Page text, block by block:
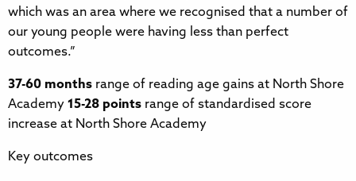
which was an area where we recognised that a number of
our young people were having less than perfect
outcomes.”​​​​‌‍​‍​‍‌‍‌​‍‌‍‍‌‌‍‌‌‍‍‌‌‍‍​‍​‍​‍‍​‍​‍‌​‌‍​‌‌‍‍‌‍‍‌‌‌​‌‍‌​‍‍‌‍‍‌‌‍​‍​‍​‍​​‍​‍‌‍‍​‌​‍‌‍‌‌‌‍‌‍​‍​‍​‍‍​‍​‍​‍‌​‌‌​‌‌‌‌‍‌​‌‍‍‌‌‍​‍‌‍‍‌‌‍‍‌‌​‌‍‌‌‌‍‍‌‌​​‍‌‍‌‌‌‍‌​‌‍‍‌‌‌​​‍‌‍‌‌‍‌‍‌​‌‍‌‌​‌‌​​‌​‍‌‍‌‌‌​‌‍‌‌‌‍‍‌‌​‌‍​‌‌‌​‌‍‍‌‌‍‌‍‍​‍‌‍‍‌‌‍‌​​‌‌‍​‌‌‍‌‍​​​​‍‌​‍‌​‍‌‌‍‌‍‌‍​‍​‍‌​‌‍​​‌‌‍‌​​‌​‍‌​‌​​​​​‌‌‍​​‍‌​‍​​‌‍​‌​‍‌​‍‌​‍‌​‌‍​‌‌​​‌‍‌‍​​‌​​‍​‍​​​​​‌‌​‌‍‌‍​‍​‍‌‌​‌‍‌‌​​‌‍‌‌​‌‌​‌‌​‌‍‌​‍‌‍‌​‍‌​​‌‍​‌‌‌​‌‍‍​​‌‌‍​‍‌‍‌‍‌​‌‍‌​‍‌‌​‌‌‌​​‍‌‌‌‍‍‌‍‌‌‌‍‌​‍‌‌​​‌​‌​​‍‌‌​​‌​‌​​‍‌‌​​‍​​‍‌‍​‍‌‍‌‍‌‍‌​‌‍​‍​‌​​‌​​​​​​‌‍​‍​‍​‌‍‌​​‌‍​‍‌‌​​‍​​‍​‍‌‌​‌‌‌​‌​​‍‍‌‍​‌‍‍​‌‍‍‌‌‍​‌‍‌​‌​‍‌‍‌‌‌‍‍​‍‌‌​‌‌‌​​‍‌‌‌‍‍‌‍‌‌‌‍‌​‍‌‌​​‌​‌​​‍‌‌​​‌​‌​​‍‌‌​​‍​​‍​​​‌‍​​​‌‌‍‌‌​‍​‌‍‌‍‌‍​​‍‌​‍​​‍​‌‍​‍​‌​​​​​‍‌‌​​‍​​‍​‍‌‌​‌‌‌​‌​​‍‍‌‌​‌‍‌‌‌‍​‌‌​​‌‍​‍‌‍​‌‌​‌‍‌‌‌‌‌‌‌​‍‌‍​​‌​‍‌‌​​‍‌​‌‍‌​‌‌​‌‌‌‌‍‌​‌‍‍‌‌‍​‍‌‍‌‍‍‌‌‍‌​​‌‌‍​‌‌‍‌‍​​​​‍‌​‍‌​‍‌‌‍‌‍‌‍​‍​‍‌​‌‍​​‌‌‍‌​​‌​‍‌​‌​​​​​‌‌‍​​‍‌​‍​​‌‍​‌​‍‌​‍‌​‍‌​‌‍​‌‌​​‌‍‌‍​​‌​​‍​‍​​​​​‌‌​‌‍‌‍​‍​‍‌‍‌‌​‌‍‌‌​​‌‍‌‌​‌‌​‌‌​‌‍‌​‍‌‍‌​‍‌‍‌​​‌‍​‌‌‌​‌‍‍​​‌‌‍​‍‌‍‌‍‌​‌‍‌​‍‌‌​‌‌‌​​‍‌‌‌‍‍‌‍‌‌‌‍‌​‍‌‌​​‌​‌​​‍‌‌​​‌​‌​​‍‌‌​​‍​​‍‌‍​‍‌‍‌‍‌‍‌​‌‍​‍​‌​​‌​​​​​​‌‍​‍​‍​‌‍‌​​‌‍​‍‌‌​​‍​​‍​‍‌‌​‌‌‌​‌​​‍‍‌‍​‌‍‍​‌‍‍‌‌‍​‌‍‌​‌​‍‌‍‌‌‌‍‍​‍‌‌​‌‌‌​​‍‌‌‌‍‍‌‍‌‌‌‍‌​‍‌‌​​‌​‌​​‍‌‌​​‌​‌​​‍‌‌​​‍​​‍​​​‌‍​​​‌‌‍‌‌​‍​‌‍‌‍‌‍​​‍‌​‍​​‍​‌‍​‍​‌​​​​​‍‌‌​​‍​​‍​‍‌‌​‌‌‌​‌​​‍‍‌‌​‌‍‌‌‌‍​‌‌​​‍‌‍‌​​‌‍‌‌‌​‍‌​‌​​‌‍‌‌‌‍​‌‌​‌‍‍‌‌‌‍‌‍‌‌​‌‌​​‌‌‌‌‍​‍‌‍​‌‍‍‌‌​‌‍‍​‌‍‌‌‌‍‌​​‍​‍‌‌
37-60 months​​​​‌‍​‍​‍‌‍‌​‍‌‍‍‌‌‍‌‌‍‍‌‌‍‍​‍​‍​‍‍​‍​‍‌​‌‍​‌‌‍‍‌‍‍‌‌‌​‌‍‌​‍‍‌‍‍‌‌‍​‍​‍​‍​​‍​‍‌‍‍​‌​‍‌‍‌‌‌‍‌‍​‍​‍​‍‍​‍​‍​‍‌​‌‌​‌‌‌‌‍‌​‌‍‍‌‌‍​‍‌‍‍‌‌‍‍‌‌​‌‍‌‌‌‍‍‌‌​​‍‌‍‌‌‌‍‌​‌‍‍‌‌‌​​‍‌‍‌‌‍‌‍‌​‌‍‌‌​‌‌​​‌​‍‌‍‌‌‌​‌‍‌‌‌‍‍‌‌​‌‍​‌‌‌​‌‍‍‌‌‍‌‍‍​‍‌‍‍‌‌‍‌​​‌‌‍​‌‌‍‌‍​​​​‍‌​‍‌​‍‌‌‍‌‍‌‍​‍​‍‌​‌‍​​‌‌‍‌​​‌​‍‌​‌​​​​​‌‌‍​​‍‌​‍​​‌‍​‌​‍‌​‍‌​‍‌​‌‍​‌‌​​‌‍‌‍​​‌​​‍​‍​​​​​‌‌​‌‍‌‍​‍​‍‌‌​‌‍‌‌​​‌‍‌‌​‌‌​‌‌​‌‍‌​‍‌‍‌​‍‌​​‌‍​‌‌‌​‌‍‍​​‌‌‍​‍‌‍‌‍‌​‌‍‌​‍‌‌​‌‌‌​​‍‌‌‌‍‍‌‍‌‌‌‍‌​‍‌‌​​‌​‌​​‍‌‌​​‌​‌​​‍‌‌​​‍​​‍​‌​​‌‍​‌​​‌​​​‌‍​‌‌‍​‍​‍‌​‍​​‌‌‌‍‌‌‌‍‌‌​‍‌‌​​‍​​‍​‍‌‌​‌‌‌​‌​​‍‍‌‍​‌‍‍​‌‍‍‌‌‍​‌‍‌​‌​‍‌‍‌‌‌‍‍​‍‌‌​‌‌‌​​‍‌‌‌‍‍‌‍‌‌‌‍‌​‍‌‌​​‌​‌​​‍‌‌​​‌​‌​​‍‌‌​​‍​​‍‌‍‌​​​‍​‍​‌‍‌‌‌‍​‍‌‍​‌‌‍‌​‌‍‌‍​‌‌‍‌‌​​‍​​‍​​​​‍‌‌​​‍​​‍​‍‌‌​‌‌‌​‌​​‍‍‌‌​‌‍‌‌‌‍​‌‌​​‌‍​‍‌‍​‌‌​‌‍‌‌‌‌‌‌‌​‍‌‍​​‌​‍‌‌​​‍‌​‌‍‌​‌‌​‌‌‌‌‍‌​‌‍‍‌‌‍​‍‌‍‌‍‍‌‌‍‌​​‌‌‍​‌‌‍‌‍​​​​‍‌​‍‌​‍‌‌‍‌‍‌‍​‍​‍‌​‌‍​​‌‌‍‌​​‌​‍‌​‌​​​​​‌‌‍​​‍‌​‍​​‌‍​‌​‍‌​‍‌​‍‌​‌‍​‌‌​​‌‍‌‍​​‌​​‍​‍​​​​​‌‌​‌‍‌‍​‍​‍‌‍‌‌​‌‍‌‌​​‌‍‌‌​‌‌​‌‌​‌‍‌​‍‌‍‌​‍‌‍‌​​‌‍​‌‌‌​‌‍‍​​‌‌‍​‍‌‍‌‍‌​‌‍‌​‍‌‌​‌‌‌​​‍‌‌‌‍‍‌‍‌‌‌‍‌​‍‌‌​​‌​‌​​‍‌‌​​‌​‌​​‍‌‌​​‍​​‍​‌​​‌‍​‌​​‌​​​‌‍​‌‌‍​‍​‍‌​‍​​‌‌‌‍‌‌‌‍‌‌​‍‌‌​​‍​​‍​‍‌‌​‌‌‌​‌​​‍‍‌‍​‌‍‍​‌‍‍‌‌‍​‌‍‌​‌​‍‌‍‌‌‌‍‍​‍‌‌​‌‌‌​​‍‌‌‌‍‍‌‍‌‌‌‍‌​‍‌‌​​‌​‌​​‍‌‌​​‌​‌​​‍‌‌​​‍​​‍‌‍‌​​​‍​‍​‌‍‌‌‌‍​‍‌‍​‌‌‍‌​‌‍‌‍​‌‌‍‌‌​​‍​​‍​​​​‍‌‌​​‍​​‍​‍‌‌​‌‌‌​‌​​‍‍‌‌​‌‍‌‌‌‍​‌‌​​‍‌‍‌​​‌‍‌‌‌​‍‌​‌​​‌‍‌‌‌‍​‌‌​‌‍‍‌‌‌‍‌‍‌‌​‌‌​​‌‌‌‌‍​‍‌‍​‌‍‍‌‌​‌‍‍​‌‍‌‌‌‍‌​​‍​‍‌‌ range of reading age gains at North Shore
Academy​​​​‌‍​‍​‍‌‍‌​‍‌‍‍‌‌‍‌‌‍‍‌‌‍‍​‍​‍​‍‍​‍​‍‌​‌‍​‌‌‍‍‌‍‍‌‌‌​‌‍‌​‍‍‌‍‍‌‌‍​‍​‍​‍​​‍​‍‌‍‍​‌​‍‌‍‌‌‌‍‌‍​‍​‍​‍‍​‍​‍​‍‌​‌‌​‌‌‌‌‍‌​‌‍‍‌‌‍​‍‌‍‍‌‌‍‍‌‌​‌‍‌‌‌‍‍‌‌​​‍‌‍‌‌‌‍‌​‌‍‍‌‌‌​​‍‌‍‌‌‍‌‍‌​‌‍‌‌​‌‌​​‌​‍‌‍‌‌‌​‌‍‌‌‌‍‍‌‌​‌‍​‌‌‌​‌‍‍‌‌‍‌‍‍​‍‌‍‍‌‌‍‌​​‌‌‍​‌‌‍‌‍​​​​‍‌​‍‌​‍‌‌‍‌‍‌‍​‍​‍‌​‌‍​​‌‌‍‌​​‌​‍‌​‌​​​​​‌‌‍​​‍‌​‍​​‌‍​‌​‍‌​‍‌​‍‌​‌‍​‌‌​​‌‍‌‍​​‌​​‍​‍​​​​​‌‌​‌‍‌‍​‍​‍‌‌​‌‍‌‌​​‌‍‌‌​‌‌​‌‌​‌‍‌​‍‌‍‌​‍‌​​‌‍​‌‌‌​‌‍‍​​‌‌‍​‍‌‍‌‍‌​‌‍‌​‍‌‌​‌‌‌​​‍‌‌‌‍‍‌‍‌‌‌‍‌​‍‌‌​​‌​‌​​‍‌‌​​‌​‌​​‍‌‌​​‍​​‍​‌​​‌‍​‌​​‌​​​‌‍​‌‌‍​‍​‍‌​‍​​‌‌‌‍‌‌‌‍‌‌​‍‌‌​​‍​​‍​‍‌‌​‌‌‌​‌​​‍‍‌‍​‌‍‍​‌‍‍‌‌‍​‌‍‌​‌​‍‌‍‌‌‌‍‍​‍‌‌​‌‌‌​​‍‌‌‌‍‍‌‍‌‌‌‍‌​‍‌‌​​‌​‌​​‍‌‌​​‌​‌​​‍‌‌​​‍​​‍​‌‌​‌‍​​‍​‌‌‌‍​‌​​​‌‍​‌‌‍​​‌‍​​‌‍‌‍​‌‌​‍‌‌​​‍​​‍​‍‌‌​‌‌‌​‌​​‍‍‌‌​‌‍‌‌‌‍​‌‌​​‌‍​‍‌‍​‌‌​‌‍‌‌‌‌‌‌‌​‍‌‍​​‌​‍‌‌​​‍‌​‌‍‌​‌‌​‌‌‌‌‍‌​‌‍‍‌‌‍​‍‌‍‌‍‍‌‌‍‌​​‌‌‍​‌‌‍‌‍​​​​‍‌​‍‌​‍‌‌‍‌‍‌‍​‍​‍‌​‌‍​​‌‌‍‌​​‌​‍‌​‌​​​​​‌‌‍​​‍‌​‍​​‌‍​‌​‍‌​‍‌​‍‌​‌‍​‌‌​​‌‍‌‍​​‌​​‍​‍​​​​​‌‌​‌‍‌‍​‍​‍‌‍‌‌​‌‍‌‌​​‌‍‌‌​‌‌​‌‌​‌‍‌​‍‌‍‌​‍‌‍‌​​‌‍​‌‌‌​‌‍‍​​‌‌‍​‍‌‍‌‍‌​‌‍‌​‍‌‌​‌‌‌​​‍‌‌‌‍‍‌‍‌‌‌‍‌​‍‌‌​​‌​‌​​‍‌‌​​‌​‌​​‍‌‌​​‍​​‍​‌​​‌‍​‌​​‌​​​‌‍​‌‌‍​‍​‍‌​‍​​‌‌‌‍‌‌‌‍‌‌​‍‌‌​​‍​​‍​‍‌‌​‌‌‌​‌​​‍‍‌‍​‌‍‍​‌‍‍‌‌‍​‌‍‌​‌​‍‌‍‌‌‌‍‍​‍‌‌​‌‌‌​​‍‌‌‌‍‍‌‍‌‌‌‍‌​‍‌‌​​‌​‌​​‍‌‌​​‌​‌​​‍‌‌​​‍​​‍​‌‌​‌‍​​‍​‌‌‌‍​‌​​​‌‍​‌‌‍​​‌‍​​‌‍‌‍​‌‌​‍‌‌​​‍​​‍​‍‌‌​‌‌‌​‌​​‍‍‌‌​‌‍‌‌‌‍​‌‌​​‍‌‍‌​​‌‍‌‌‌​‍‌​‌​​‌‍‌‌‌‍​‌‌​‌‍‍‌‌‌‍‌‍‌‌​‌‌​​‌‌‌‌‍​‍‌‍​‌‍‍‌‌​‌‍‍​‌‍‌‌‌‍‌​​‍​‍‌‌ 15-28 points ​​​​‌‍​‍​‍‌‍‌​‍‌‍‍‌‌‍‌‌‍‍‌‌‍‍​‍​‍​‍‍​‍​‍‌​‌‍​‌‌‍‍‌‍‍‌‌‌​‌‍‌​‍‍‌‍‍‌‌‍​‍​‍​‍​​‍​‍‌‍‍​‌​‍‌‍‌‌‌‍‌‍​‍​‍​‍‍​‍​‍​‍‌​‌‌​‌‌‌‌‍‌​‌‍‍‌‌‍​‍‌‍‍‌‌‍‍‌‌​‌‍‌‌‌‍‍‌‌​​‍‌‍‌‌‌‍‌​‌‍‍‌‌‌​​‍‌‍‌‌‍‌‍‌​‌‍‌‌​‌‌​​‌​‍‌‍‌‌‌​‌‍‌‌‌‍‍‌‌​‌‍​‌‌‌​‌‍‍‌‌‍‌‍‍​‍‌‍‍‌‌‍‌​​‌‌‍​‌‌‍‌‍​​​​‍‌​‍‌​‍‌‌‍‌‍‌‍​‍​‍‌​‌‍​​‌‌‍‌​​‌​‍‌​‌​​​​​‌‌‍​​‍‌​‍​​‌‍​‌​‍‌​‍‌​‍‌​‌‍​‌‌​​‌‍‌‍​​‌​​‍​‍​​​​​‌‌​‌‍‌‍​‍​‍‌‌​‌‍‌‌​​‌‍‌‌​‌‌​‌‌​‌‍‌​‍‌‍‌​‍‌​​‌‍​‌‌‌​‌‍‍​​‌‌‍​‍‌‍‌‍‌​‌‍‌​‍‌‌​‌‌‌​​‍‌‌‌‍‍‌‍‌‌‌‍‌​‍‌‌​​‌​‌​​‍‌‌​​‌​‌​​‍‌‌​​‍​​‍​‌​​‌‍​‌​​‌​​​‌‍​‌‌‍​‍​‍‌​‍​​‌‌‌‍‌‌‌‍‌‌​‍‌‌​​‍​​‍​‍‌‌​‌‌‌​‌​​‍‍‌‍​‌‍‍​‌‍‍‌‌‍​‌‍‌​‌​‍‌‍‌‌‌‍‍​‍‌‌​‌‌‌​​‍‌‌‌‍‍‌‍‌‌‌‍‌​‍‌‌​​‌​‌​​‍‌‌​​‌​‌​​‍‌‌​​‍​​‍​‌‌​‌‍​‍‌​‌‌‌‍​‍‌‍​‌​‌‌​​‌​​​​‌​‌‍‌‍‌‍​​​​‍‌‌​​‍​​‍​‍‌‌​‌‌‌​‌​​‍‍‌‌​‌‍‌‌‌‍​‌‌​​‌‍​‍‌‍​‌‌​‌‍‌‌‌‌‌‌‌​‍‌‍​​‌​‍‌‌​​‍‌​‌‍‌​‌‌​‌‌‌‌‍‌​‌‍‍‌‌‍​‍‌‍‌‍‍‌‌‍‌​​‌‌‍​‌‌‍‌‍​​​​‍‌​‍‌​‍‌‌‍‌‍‌‍​‍​‍‌​‌‍​​‌‌‍‌​​‌​‍‌​‌​​​​​‌‌‍​​‍‌​‍​​‌‍​‌​‍‌​‍‌​‍‌​‌‍​‌‌​​‌‍‌‍​​‌​​‍​‍​​​​​‌‌​‌‍‌‍​‍​‍‌‍‌‌​‌‍‌‌​​‌‍‌‌​‌‌​‌‌​‌‍‌​‍‌‍‌​‍‌‍‌​​‌‍​‌‌‌​‌‍‍​​‌‌‍​‍‌‍‌‍‌​‌‍‌​‍‌‌​‌‌‌​​‍‌‌‌‍‍‌‍‌‌‌‍‌​‍‌‌​​‌​‌​​‍‌‌​​‌​‌​​‍‌‌​​‍​​‍​‌​​‌‍​‌​​‌​​​‌‍​‌‌‍​‍​‍‌​‍​​‌‌‌‍‌‌‌‍‌‌​‍‌‌​​‍​​‍​‍‌‌​‌‌‌​‌​​‍‍‌‍​‌‍‍​‌‍‍‌‌‍​‌‍‌​‌​‍‌‍‌‌‌‍‍​‍‌‌​‌‌‌​​‍‌‌‌‍‍‌‍‌‌‌‍‌​‍‌‌​​‌​‌​​‍‌‌​​‌​‌​​‍‌‌​​‍​​‍​‌‌​‌‍​‍‌​‌‌‌‍​‍‌‍​‌​‌‌​​‌​​​​‌​‌‍‌‍‌‍​​​​‍‌‌​​‍​​‍​‍‌‌​‌‌‌​‌​​‍‍‌‌​‌‍‌‌‌‍​‌‌​​‍‌‍‌​​‌‍‌‌‌​‍‌​‌​​‌‍‌‌‌‍​‌‌​‌‍‍‌‌‌‍‌‍‌‌​‌‌​​‌‌‌‌‍​‍‌‍​‌‍‍‌‌​‌‍‍​‌‍‌‌‌‍‌​​‍​‍‌‌ range of standardised score
increase at North Shore Academy​​​​‌‍​‍​‍‌‍‌​‍‌‍‍‌‌‍‌‌‍‍‌‌‍‍​‍​‍​‍‍​‍​‍‌​‌‍​‌‌‍‍‌‍‍‌‌‌​‌‍‌​‍‍‌‍‍‌‌‍​‍​‍​‍​​‍​‍‌‍‍​‌​‍‌‍‌‌‌‍‌‍​‍​‍​‍‍​‍​‍​‍‌​‌‌​‌‌‌‌‍‌​‌‍‍‌‌‍​‍‌‍‍‌‌‍‍‌‌​‌‍‌‌‌‍‍‌‌​​‍‌‍‌‌‌‍‌​‌‍‍‌‌‌​​‍‌‍‌‌‍‌‍‌​‌‍‌‌​‌‌​​‌​‍‌‍‌‌‌​‌‍‌‌‌‍‍‌‌​‌‍​‌‌‌​‌‍‍‌‌‍‌‍‍​‍‌‍‍‌‌‍‌​​‌‌‍​‌‌‍‌‍​​​​‍‌​‍‌​‍‌‌‍‌‍‌‍​‍​‍‌​‌‍​​‌‌‍‌​​‌​‍‌​‌​​​​​‌‌‍​​‍‌​‍​​‌‍​‌​‍‌​‍‌​‍‌​‌‍​‌‌​​‌‍‌‍​​‌​​‍​‍​​​​​‌‌​‌‍‌‍​‍​‍‌‌​‌‍‌‌​​‌‍‌‌​‌‌​‌‌​‌‍‌​‍‌‍‌​‍‌​​‌‍​‌‌‌​‌‍‍​​‌‌‍​‍‌‍‌‍‌​‌‍‌​‍‌‌​‌‌‌​​‍‌‌‌‍‍‌‍‌‌‌‍‌​‍‌‌​​‌​‌​​‍‌‌​​‌​‌​​‍‌‌​​‍​​‍​‌​​‌‍​‌​​‌​​​‌‍​‌‌‍​‍​‍‌​‍​​‌‌‌‍‌‌‌‍‌‌​‍‌‌​​‍​​‍​‍‌‌​‌‌‌​‌​​‍‍‌‍​‌‍‍​‌‍‍‌‌‍​‌‍‌​‌​‍‌‍‌‌‌‍‍​‍‌‌​‌‌‌​​‍‌‌‌‍‍‌‍‌‌‌‍‌​‍‌‌​​‌​‌​​‍‌‌​​‌​‌​​‍‌‌​​‍​​‍‌‍​‍‌‍‌‍​‌‍​‍‌​​‌​​​‌‍​‌‌‍​‌​‌​‍​​‌‍‌‍‌​​‍‌‌​​‍​​‍​‍‌‌​‌‌‌​‌​​‍‍‌‌​‌‍‌‌‌‍​‌‌​​‌‍​‍‌‍​‌‌​‌‍‌‌‌‌‌‌‌​‍‌‍​​‌​‍‌‌​​‍‌​‌‍‌​‌‌​‌‌‌‌‍‌​‌‍‍‌‌‍​‍‌‍‌‍‍‌‌‍‌​​‌‌‍​‌‌‍‌‍​​​​‍‌​‍‌​‍‌‌‍‌‍‌‍​‍​‍‌​‌‍​​‌‌‍‌​​‌​‍‌​‌​​​​​‌‌‍​​‍‌​‍​​‌‍​‌​‍‌​‍‌​‍‌​‌‍​‌‌​​‌‍‌‍​​‌​​‍​‍​​​​​‌‌​‌‍‌‍​‍​‍‌‍‌‌​‌‍‌‌​​‌‍‌‌​‌‌​‌‌​‌‍‌​‍‌‍‌​‍‌‍‌​​‌‍​‌‌‌​‌‍‍​​‌‌‍​‍‌‍‌‍‌​‌‍‌​‍‌‌​‌‌‌​​‍‌‌‌‍‍‌‍‌‌‌‍‌​‍‌‌​​‌​‌​​‍‌‌​​‌​‌​​‍‌‌​​‍​​‍​‌​​‌‍​‌​​‌​​​‌‍​‌‌‍​‍​‍‌​‍​​‌‌‌‍‌‌‌‍‌‌​‍‌‌​​‍​​‍​‍‌‌​‌‌‌​‌​​‍‍‌‍​‌‍‍​‌‍‍‌‌‍​‌‍‌​‌​‍‌‍‌‌‌‍‍​‍‌‌​‌‌‌​​‍‌‌‌‍‍‌‍‌‌‌‍‌​‍‌‌​​‌​‌​​‍‌‌​​‌​‌​​‍‌‌​​‍​​‍‌‍​‍‌‍‌‍​‌‍​‍‌​​‌​​​‌‍​‌‌‍​‌​‌​‍​​‌‍‌‍‌​​‍‌‌​​‍​​‍​‍‌‌​‌‌‌​‌​​‍‍‌‌​‌‍‌‌‌‍​‌‌​​‍‌‍‌​​‌‍‌‌‌​‍‌​‌​​‌‍‌‌‌‍​‌‌​‌‍‍‌‌‌‍‌‍‌‌​‌‌​​‌‌‌‌‍​‍‌‍​‌‍‍‌‌​‌‍‍​‌‍‌‌‌‍‌​​‍​‍‌‌
Key outcomes​​​​‌‍​‍​‍‌‍‌​‍‌‍‍‌‌‍‌‌‍‍‌‌‍‍​‍​‍​‍‍​‍​‍‌​‌‍​‌‌‍‍‌‍‍‌‌‌​‌‍‌​‍‍‌‍‍‌‌‍​‍​‍​‍​​‍​‍‌‍‍​‌​‍‌‍‌‌‌‍‌‍​‍​‍​‍‍​‍​‍​‍‌​‌‌​‌‌‌‌‍‌​‌‍‍‌‌‍​‍‌‍‍‌‌‍‍‌‌​‌‍‌‌‌‍‍‌‌​​‍‌‍‌‌‌‍‌​‌‍‍‌‌‌​​‍‌‍‌‌‍‌‍‌​‌‍‌‌​‌‌​​‌​‍‌‍‌‌‌​‌‍‌‌‌‍‍‌‌​‌‍​‌‌‌​‌‍‍‌‌‍‌‍‍​‍‌‍‍‌‌‍‌​​‌‌‍​‌‌‍‌‍​​​​‍‌​‍‌​‍‌‌‍‌‍‌‍​‍​‍‌​‌‍​​‌‌‍‌​​‌​‍‌​‌​​​​​‌‌‍​​‍‌​‍​​‌‍​‌​‍‌​‍‌​‍‌​‌‍​‌‌​​‌‍‌‍​​‌​​‍​‍​​​​​‌‌​‌‍‌‍​‍​‍‌‌​‌‍‌‌​​‌‍‌‌​‌‌​‌‌​‌‍‌​‍‌‍‌​‍‌​​‌‍​‌‌‌​‌‍‍​​‌‌‍​‍‌‍‌‍‌​‌‍‌​‍‌‌​‌‌‌​​‍‌‌‌‍‍‌‍‌‌‌‍‌​‍‌‌​​‌​‌​​‍‌‌​​‌​‌​​‍‌‌​​‍​​‍​​‌‍‌‍​‌‍​‍​​​‍‌‍​‌​‌​‌‍‌​​​​‌‍​​‍‌‍​​‍‌‌​​‍​​‍​‍‌‌​‌‌‌​‌​​‍‍‌‍​‌‍‍​‌‍‍‌‌‍​‌‍‌​‌​‍‌‍‌‌‌‍‍​‍‌‌​‌‌‌​​‍‌‌‌‍‍‌‍‌‌‌‍‌​‍‌‌​​‌​‌​​‍‌‌​​‌​‌​​‍‌‌​​‍​​‍​​​‍‌‌‍​‍‌‍​‍​‌​‌‍‌​​​‌​‌‌‍‌‍​​​‌‍​‌​​​​​‍‌‌​​‍​​‍​‍‌‌​‌‌‌​‌​​‍‍‌‌​‌‍‌‌‌‍​‌‌​​‌‍​‍‌‍​‌‌​‌‍‌‌‌‌‌‌‌​‍‌‍​​‌​‍‌‌​​‍‌​‌‍‌​‌‌​‌‌‌‌‍‌​‌‍‍‌‌‍​‍‌‍‌‍‍‌‌‍‌​​‌‌‍​‌‌‍‌‍​​​​‍‌​‍‌​‍‌‌‍‌‍‌‍​‍​‍‌​‌‍​​‌‌‍‌​​‌​‍‌​‌​​​​​‌‌‍​​‍‌​‍​​‌‍​‌​‍‌​‍‌​‍‌​‌‍​‌‌​​‌‍‌‍​​‌​​‍​‍​​​​​‌‌​‌‍‌‍​‍​‍‌‍‌‌​‌‍‌‌​​‌‍‌‌​‌‌​‌‌​‌‍‌​‍‌‍‌​‍‌‍‌​​‌‍​‌‌‌​‌‍‍​​‌‌‍​‍‌‍‌‍‌​‌‍‌​‍‌‌​‌‌‌​​‍‌‌‌‍‍‌‍‌‌‌‍‌​‍‌‌​​‌​‌​​‍‌‌​​‌​‌​​‍‌‌​​‍​​‍​​‌‍‌‍​‌‍​‍​​​‍‌‍​‌​‌​‌‍‌​​​​‌‍​​‍‌‍​​‍‌‌​​‍​​‍​‍‌‌​‌‌‌​‌​​‍‍‌‍​‌‍‍​‌‍‍‌‌‍​‌‍‌​‌​‍‌‍‌‌‌‍‍​‍‌‌​‌‌‌​​‍‌‌‌‍‍‌‍‌‌‌‍‌​‍‌‌​​‌​‌​​‍‌‌​​‌​‌​​‍‌‌​​‍​​‍​​​‍‌‌‍​‍‌‍​‍​‌​‌‍‌​​​‌​‌‌‍‌‍​​​‌‍​‌​​​​​‍‌‌​​‍​​‍​‍‌‌​‌‌‌​‌​​‍‍‌‌​‌‍‌‌‌‍​‌‌​​‍‌‍‌​​‌‍‌‌‌​‍‌​‌​​‌‍‌‌‌‍​‌‌​‌‍‍‌‌‌‍‌‍‌‌​‌‌​​‌‌‌‌‍​‍‌‍​‌‍‍‌‌​‌‍‍​‌‍‌‌‌‍‌​​‍​‍‌‌